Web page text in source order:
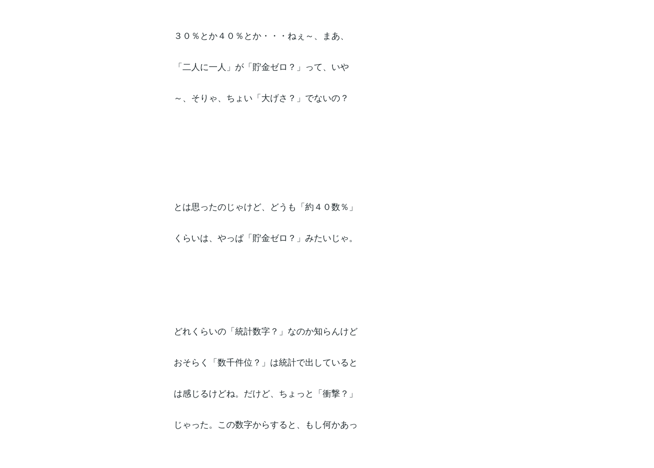
３０％とか４０％とか・・・ねぇ～、まあ、
「二人に一人」が「貯金ゼロ？」って、いや
～、そりゃ、ちょい「大げさ？」でないの？
とは思ったのじゃけど、どうも「約４０数％」
くらいは、やっぱ「貯金ゼロ？」みたいじゃ。
どれくらいの「統計数字？」なのか知らんけど
おそらく「数千件位？」は統計で出していると
は感じるけどね。だけど、ちょっと「衝撃？」
じゃった。この数字からすると、もし何かあっ